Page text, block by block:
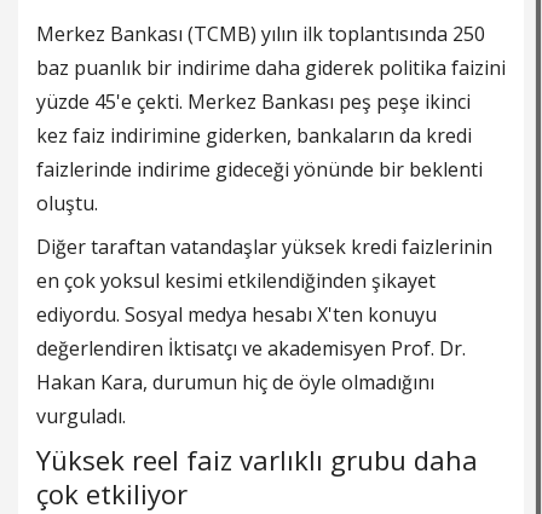
Merkez Bankası (TCMB) yılın ilk toplantısında 250
baz puanlık bir indirime daha giderek politika faizini
yüzde 45'e çekti. Merkez Bankası peş peşe ikinci
kez faiz indirimine giderken, bankaların da kredi
faizlerinde indirime gideceği yönünde bir beklenti
oluştu.
Diğer taraftan vatandaşlar yüksek kredi faizlerinin
en çok yoksul kesimi etkilendiğinden şikayet
ediyordu. Sosyal medya hesabı X'ten konuyu
değerlendiren İktisatçı ve akademisyen Prof. Dr.
Hakan Kara, durumun hiç de öyle olmadığını
vurguladı.
Yüksek reel faiz varlıklı grubu daha
çok etkiliyor